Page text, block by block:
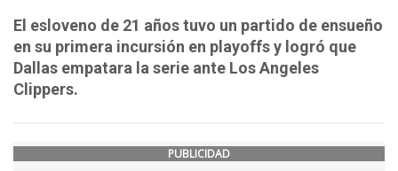
El esloveno de 21 años tuvo un partido de ensueño
en su primera incursión en playoffs y logró que
Dallas empatara la serie ante Los Angeles
Clippers.
PUBLICIDAD